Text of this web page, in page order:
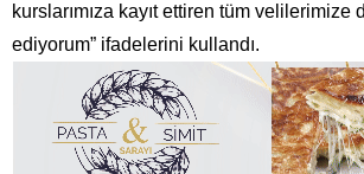
kurslarımıza kayıt ettiren tüm velilerimize
ediyorum” ifadelerini kullandı.